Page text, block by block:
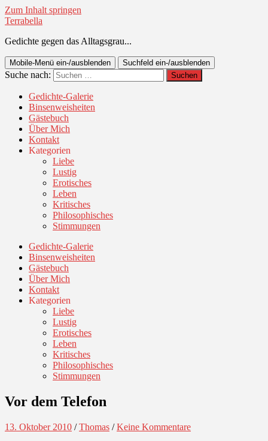
Zum Inhalt springen
Terrabella
Gedichte gegen das Alltagsgrau...
Mobile-Menü ein-/ausblenden Suchfeld ein-/ausblenden
Suche nach:
Gedichte-Galerie
Binsenweisheiten
Gästebuch
Über Mich
Kontakt
Kategorien
Liebe
Lustig
Erotisches
Leben
Kritisches
Philosophisches
Stimmungen
Gedichte-Galerie
Binsenweisheiten
Gästebuch
Über Mich
Kontakt
Kategorien
Liebe
Lustig
Erotisches
Leben
Kritisches
Philosophisches
Stimmungen
Vor dem Telefon
13. Oktober 2010 /Thomas /Keine Kommentare